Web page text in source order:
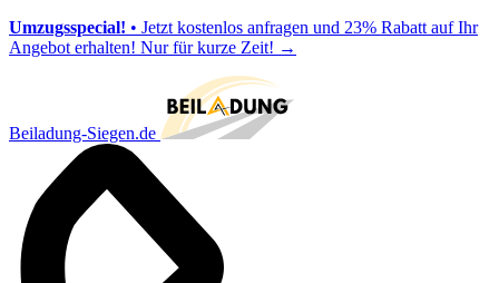
Umzugsspecial! • Jetzt kostenlos anfragen und 23% Rabatt auf Ihr
Angebot erhalten! Nur für kurze Zeit! →
Beiladung-Siegen.de